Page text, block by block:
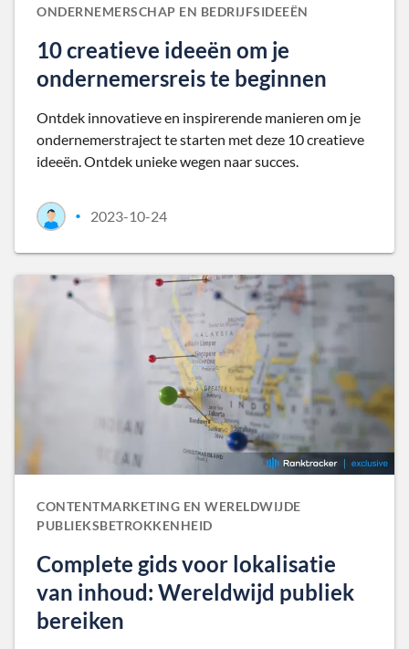
ONDERNEMERSCHAP EN BEDRIJFSIDEEËN
10 creatieve ideeën om je
ondernemersreis te beginnen
Ontdek innovatieve en inspirerende manieren om je
ondernemerstraject te starten met deze 10 creatieve
ideeën. Ontdek unieke wegen naar succes.
• 2023-10-24
CONTENTMARKETING EN WERELDWIJDE
PUBLIEKSBETROKKENHEID
Complete gids voor lokalisatie
van inhoud: Wereldwijd publiek
bereiken